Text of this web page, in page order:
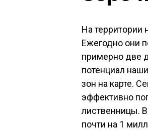
На территории
Ежегодно они
примерно две
потенциал
зон на карте.
эффективно
лиственницы.
почти на 1